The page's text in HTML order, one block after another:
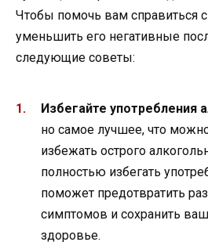
Чтобы помочь вам справиться
уменьшить его негативные
следующие советы:
Избегайте употребления
но самое лучшее, что
избежать острого
полностью избегать
поможет предотвратить
симптомов и сохранить
здоровье.